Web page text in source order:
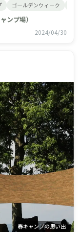
ゴールデンウィーク
ンプ場）
2024/04/30
春キャンプの思い出